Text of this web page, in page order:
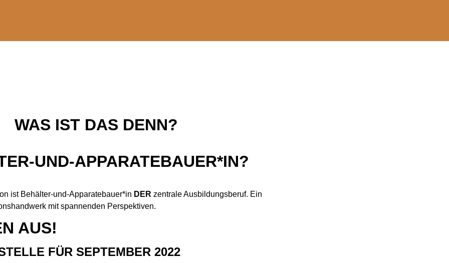
WAS IST DAS DENN?
UND-APPARATEBAUER*IN?
ist Behälter-und-Apparatebauer*in DER zentrale Ausbildungsberuf. Ein
mit spannenden Perspektiven.
AUS!
FÜR SEPTEMBER 2022